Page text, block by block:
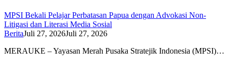
MPSI Bekali Pelajar Perbatasan Papua dengan Advokasi Non-
Litigasi dan Literasi Media Sosial
BeritaJuli 27, 2026Juli 27, 2026
MERAUKE – Yayasan Merah Pusaka Stratejik Indonesia (MPSI)…